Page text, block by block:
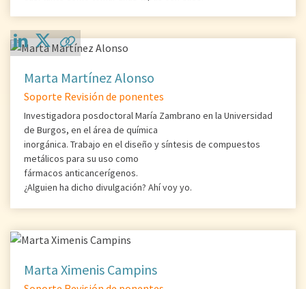
Marta Martínez Alonso
Soporte Revisión de ponentes
Investigadora posdoctoral María Zambrano en la Universidad
de Burgos, en el área de química
inorgánica. Trabajo en el diseño y síntesis de compuestos
metálicos para su uso como
fármacos anticancerígenos.
¿Alguien ha dicho divulgación? Ahí voy yo.
Marta Ximenis Campins